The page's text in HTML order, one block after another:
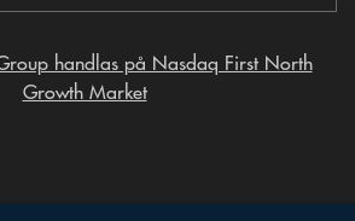
handlas på Nasdaq First North
Growth Market